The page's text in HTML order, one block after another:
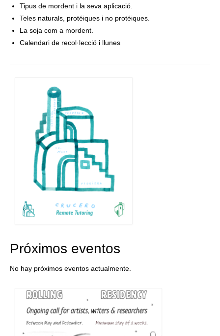
Tipus de mordent i la seva aplicació.
Teles naturals, protéiques i no protéiques.
La soja com a mordent.
Calendari de recol·lecció i llunes
Próximos eventos
No hay próximos eventos actualmente.